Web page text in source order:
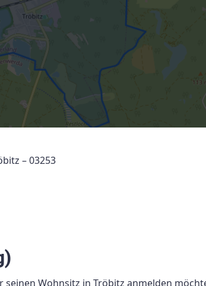
– 03253
Wohnsitz in Tröbitz anmelden